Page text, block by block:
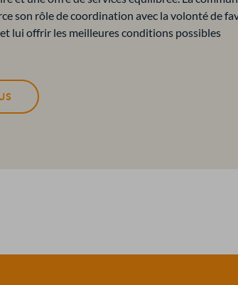
son rôle de coordination avec la volonté de
lui offrir les meilleures conditions possibles